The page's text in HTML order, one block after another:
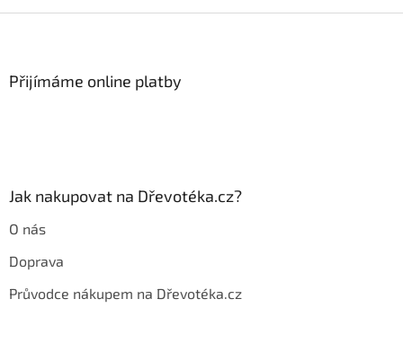
Přijímáme online platby
Jak nakupovat na Dřevotéka.cz?
O nás
Doprava
Průvodce nákupem na Dřevotéka.cz